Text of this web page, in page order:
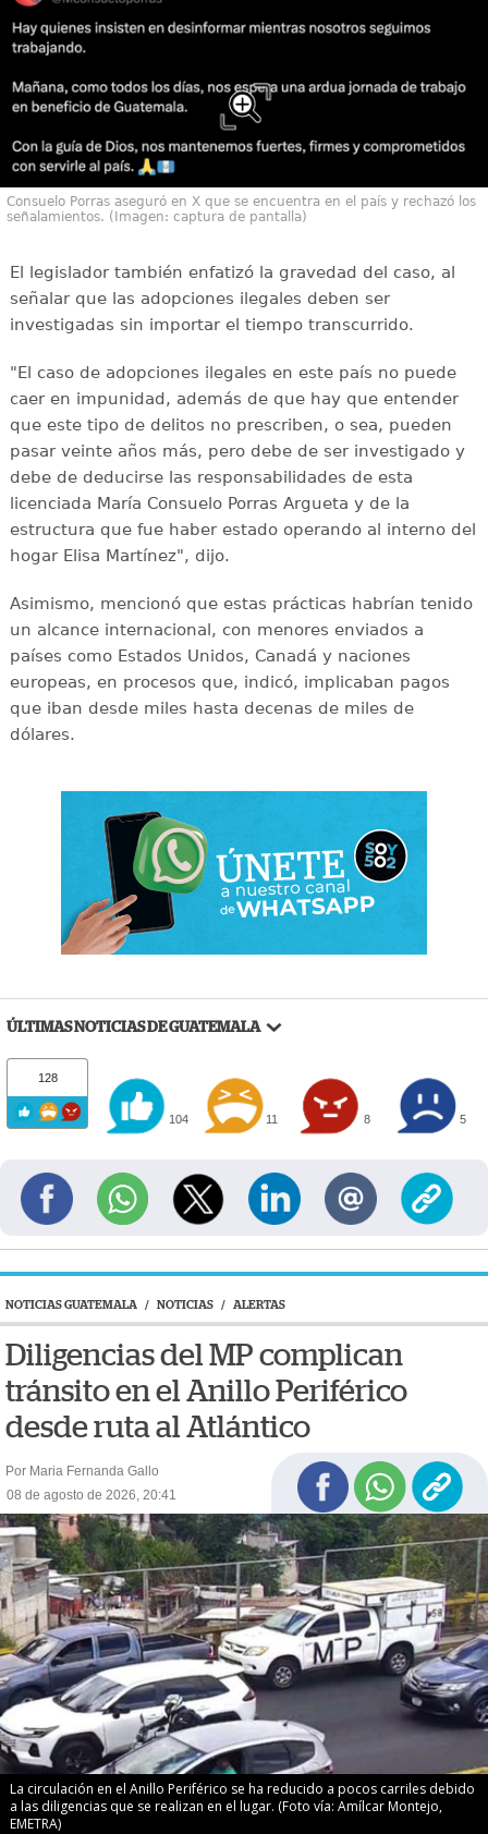
Consuelo Porras aseguró en X que se encuentra en el país y rechazó los
señalamientos. (Imagen: captura de pantalla)
El legislador también enfatizó la gravedad del caso, al
señalar que las adopciones ilegales deben ser
investigadas sin importar el tiempo transcurrido.
"El caso de adopciones ilegales en este país no puede
caer en impunidad, además de que hay que entender
que este tipo de delitos no prescriben, o sea, pueden
pasar veinte años más, pero debe de ser investigado y
debe de deducirse las responsabilidades de esta
licenciada María Consuelo Porras Argueta y de la
estructura que fue haber estado operando al interno del
hogar Elisa Martínez", dijo.
Asimismo, mencionó que estas prácticas habrían tenido
un alcance internacional, con menores enviados a
países como Estados Unidos, Canadá y naciones
europeas, en procesos que, indicó, implicaban pagos
que iban desde miles hasta decenas de miles de
dólares.
ÚLTIMAS NOTICIAS DE GUATEMALA
128
104 11 8 5
NOTICIAS GUATEMALA / NOTICIAS / ALERTAS
Diligencias del MP complican
tránsito en el Anillo Periférico
desde ruta al Atlántico
Por Maria Fernanda Gallo
08 de agosto de 2026, 20:41
La circulación en el Anillo Periférico se ha reducido a pocos carriles debido
a las diligencias que se realizan en el lugar. (Foto vía: Amílcar Montejo,
EMETRA)